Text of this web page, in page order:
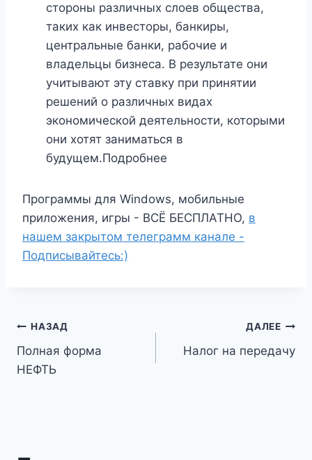
стороны различных слоев общества,
таких как инвесторы, банкиры,
центральные банки, рабочие и
владельцы бизнеса. В результате они
учитывают эту ставку при принятии
решений о различных видах
экономической деятельности, которыми
они хотят заниматься в
будущем.Подробнее
Программы для Windows, мобильные
приложения, игры - ВСЁ БЕСПЛАТНО, в
нашем закрытом телеграмм канале -
Подписывайтесь:)
Навигация
по
НАЗАД
Полная форма
НЕФТЬ
ДАЛЕЕ
Налог на передачу